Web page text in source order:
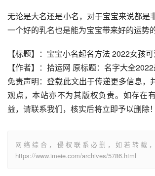
无论是大名还是小名，对于宝宝来说都是
一个好的乳名也是能为宝宝带来好的运势的
【标题】：宝宝小名起名方法 2022女孩
【作者】：拾运网 原标题：名字大全
免责声明：登载此文出于传递更多信息，
观点，本站亦不为其版权负责。如存在
益，请联系我们，核实后将立即予以删除！
网络综合，侵权联系必删，如若转载
https://www.imeie.com/archives/5786.html